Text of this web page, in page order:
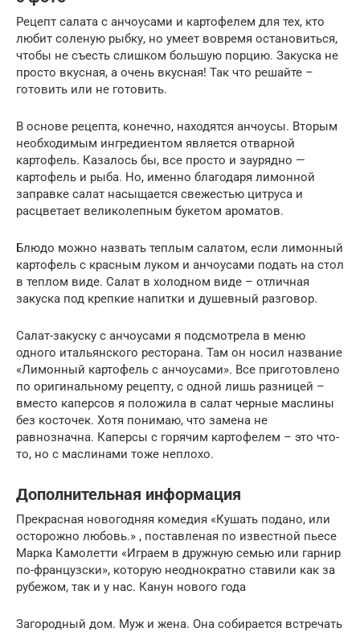
Рецепт салата с анчоусами и картофелем для тех, кто
любит соленую рыбку, но умеет вовремя остановиться,
чтобы не съесть слишком большую порцию. Закуска не
просто вкусная, а очень вкусная! Так что решайте –
готовить или не готовить.
В основе рецепта, конечно, находятся анчоусы. Вторым
необходимым ингредиентом является отварной
картофель. Казалось бы, все просто и заурядно —
картофель и рыба. Но, именно благодаря лимонной
заправке салат насыщается свежестью цитруса и
расцветает великолепным букетом ароматов.
Блюдо можно назвать теплым салатом, если лимонный
картофель с красным луком и анчоусами подать на стол
в теплом виде. Салат в холодном виде – отличная
закуска под крепкие напитки и душевный разговор.
Салат-закуску с анчоусами я подсмотрела в меню
одного итальянского ресторана. Там он носил название
«Лимонный картофель с анчоусами». Все приготовлено
по оригинальному рецепту, с одной лишь разницей –
вместо каперсов я положила в салат черные маслины
без косточек. Хотя понимаю, что замена не
равнозначна. Каперсы с горячим картофелем – это что-
то, но с маслинами тоже неплохо.
Дополнительная информация
Прекрасная новогодняя комедия «Кушать подано, или
осторожно любовь.» , поставленая по известной пьесе
Марка Камолетти «Играем в дружную семью или гарнир
по-французски», которую неоднократно ставили как за
рубежом, так и у нас. Канун нового года
Загородный дом. Муж и жена. Она собирается встречать